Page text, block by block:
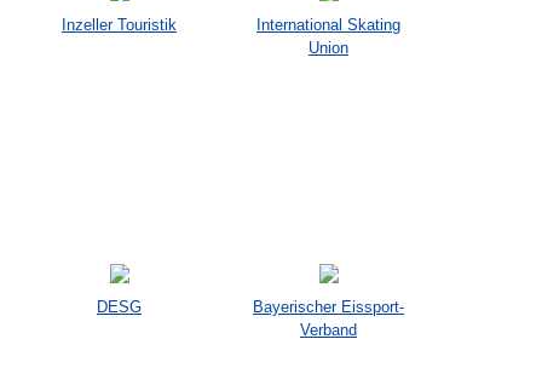
Inzeller Touristik
International Skating
Union
DESG
Bayerischer Eissport-
Verband